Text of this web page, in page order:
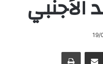
الأجنبي
19/
مشاركة عبر البريد طباعة